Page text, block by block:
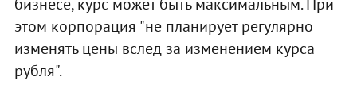
этом корпорация "не планирует регулярно
изменять цены вслед за изменением курса
рубля".